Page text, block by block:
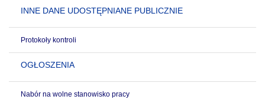
INNE DANE UDOSTĘPNIANE PUBLICZNIE
Protokoły kontroli
OGŁOSZENIA
Nabór na wolne stanowisko pracy